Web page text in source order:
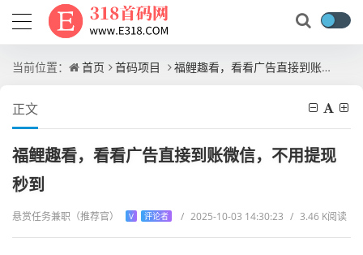
当前位置： 首页 首码项目 福鲤趣看，看看广告直接到账微信，不用提现秒到
正文
福鲤趣看，看看广告直接到账微信，不用提现
秒到
悬赏任务兼职（推荐官） V 评论者 / 2025-10-03 14:30:23 / 3.46 K阅读